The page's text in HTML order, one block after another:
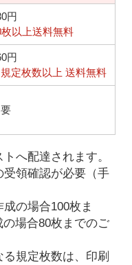
円
枚以上送料無料
円
定枚数以上 送料無料
へ配達されます。
領確認が必要（手
の場合100枚ま
場合80枚までのご
規定枚数は、印刷